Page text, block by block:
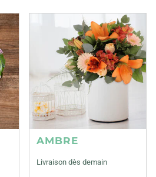
AMBRE
Livraison dès demain